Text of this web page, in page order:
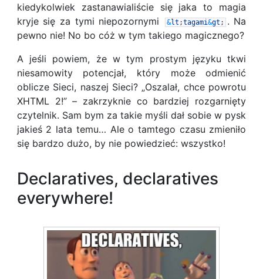
kiedykolwiek zastanawialiście się jaka to magia
kryje się za tymi niepozornymi
&lt ;tagami&gt ; . Na
pewno nie! No bo cóż w tym takiego magicznego?
A jeśli powiem, że w tym prostym języku tkwi
niesamowity potencjał, który może odmienić
oblicze Sieci, naszej Sieci? „Oszalał, chce powrotu
XHTML 2!” – zakrzyknie co bardziej rozgarnięty
czytelnik. Sam bym za takie myśli dał sobie w pysk
jakieś 2 lata temu… Ale o tamtego czasu zmieniło
się bardzo dużo, by nie powiedzieć: wszystko!
Declaratives, declaratives
everywhere!